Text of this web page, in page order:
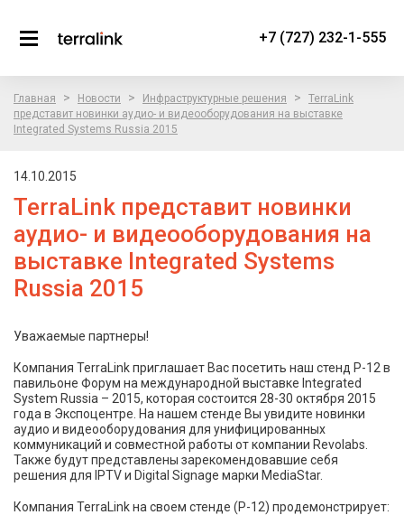
+7 (727) 232-1-555
Главная > Новости > Инфраструктурные решения >
TerraLink
представит новинки аудио- и видеооборудования на выставке
Integrated Systems Russia 2015
14.10.2015
TerraLink представит новинки
аудио- и видеооборудования на
выставке Integrated Systems
Russia 2015
Уважаемые партнеры!
Компания TerraLink приглашает Вас посетить наш стенд P-12 в
павильоне Форум на международной выставке Integrated
System Russia – 2015, которая состоится 28-30 октября 2015
года в Экспоцентре. На нашем стенде Вы увидите новинки
аудио и видеооборудования для унифицированных
коммуникаций и совместной работы от компании Revolabs.
Также будут представлены зарекомендовавшие себя
решения для IPTV и Digital Signage марки MediaStar.
Компания TerraLink на своем стенде (P-12) продемонстрирует: